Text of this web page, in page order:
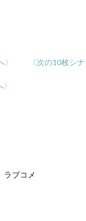
〈次の10枚シナ
ラブコメ